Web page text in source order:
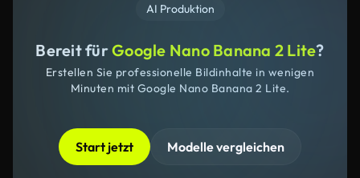
AI Produktion
Bereit fürGoogle Nano Banana 2 Lite?
Erstellen Sie professionelle Bildinhalte in wenigen
Minuten mit Google Nano Banana 2 Lite.
Start jetzt Modelle vergleichen